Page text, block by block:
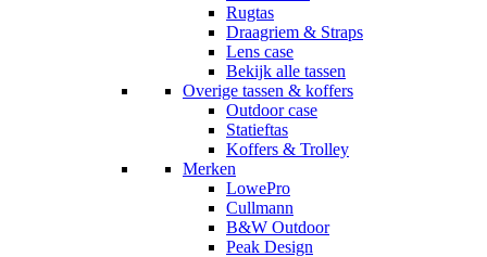
Rugtas
Draagriem & Straps
Lens case
Bekijk alle tassen
Overige tassen & koffers
Outdoor case
Statieftas
Koffers & Trolley
Merken
LowePro
Cullmann
B&W Outdoor
Peak Design